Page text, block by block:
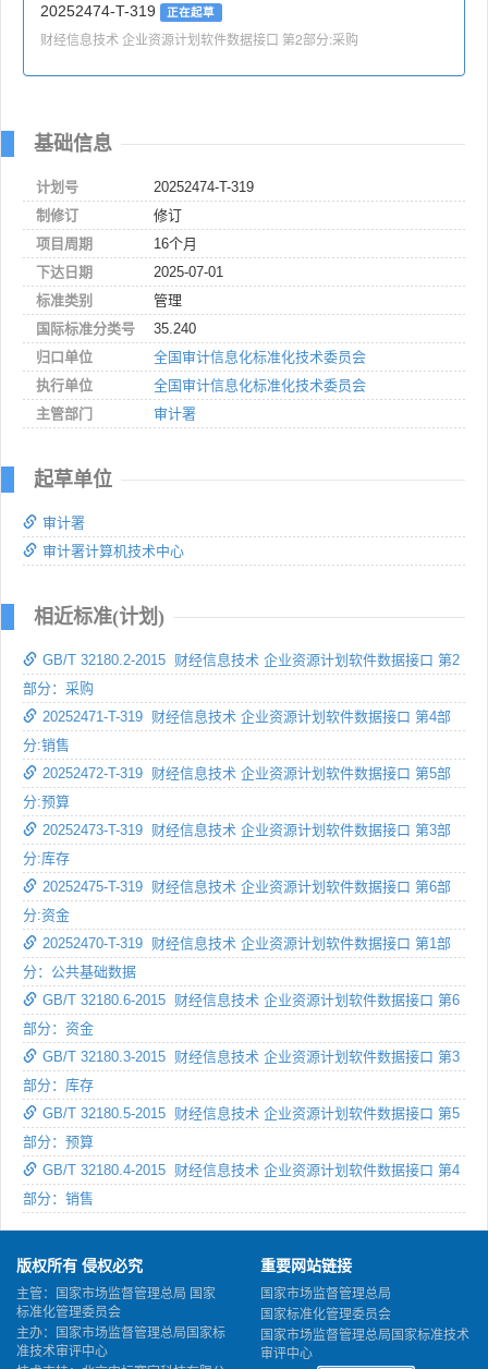
20252474-T-319 正在起草
财经信息技术 企业资源计划软件数据接口 第2部分:采购
基础信息
计划号
20252474-T-319
制修订
修订
项目周期
16个月
下达日期
2025-07-01
标准类别
管理
国际标准分类号
35.240
归口单位
全国审计信息化标准化技术委员会
执行单位
全国审计信息化标准化技术委员会
主管部门
审计署
起草单位
审计署
审计署计算机技术中心
相近标准(计划)
GB/T 32180.2-2015 财经信息技术 企业资源计划软件数据接口 第2
部分：采购
20252471-T-319 财经信息技术 企业资源计划软件数据接口 第4部
分:销售
20252472-T-319 财经信息技术 企业资源计划软件数据接口 第5部
分:预算
20252473-T-319 财经信息技术 企业资源计划软件数据接口 第3部
分:库存
20252475-T-319 财经信息技术 企业资源计划软件数据接口 第6部
分:资金
20252470-T-319 财经信息技术 企业资源计划软件数据接口 第1部
分：公共基础数据
GB/T 32180.6-2015 财经信息技术 企业资源计划软件数据接口 第6
部分：资金
GB/T 32180.3-2015 财经信息技术 企业资源计划软件数据接口 第3
部分：库存
GB/T 32180.5-2015 财经信息技术 企业资源计划软件数据接口 第5
部分：预算
GB/T 32180.4-2015 财经信息技术 企业资源计划软件数据接口 第4
部分：销售
版权所有 侵权必究
主管：国家市场监督管理总局 国家
标准化管理委员会
主办：国家市场监督管理总局国家标
准技术审评中心
重要网站链接
国家市场监督管理总局
国家标准化管理委员会
国家市场监督管理总局国家标准技术
审评中心